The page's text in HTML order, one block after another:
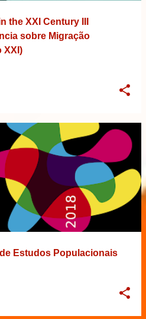
the XXI Century III
sobre Migração
XXI)
Estudos Populacionais